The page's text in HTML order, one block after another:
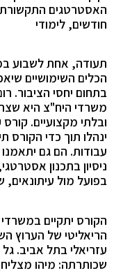
חודשים, לימודי
תעודה, אחת לשבוע
הכלים השימושיים
בתחום יחסי הציבור.
משרדי היח"צ היא
ובלתי מקצועיים.
ינהלו תוך כדי הקורס
עבודות. הם גם
ניסיון בתכנון
בפועל מול
הקורס יתקיים
הריאליטי של הערוץ
עזריאלי בתל אביב.
שכותרתה: מיהו